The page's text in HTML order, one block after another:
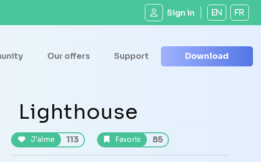
Sign in EN FR
Our offers Support Download
Lighthouse
J'aime 113 Favoris 85